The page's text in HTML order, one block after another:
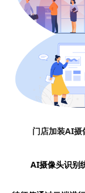
门店加装AI摄
AI摄像头识别